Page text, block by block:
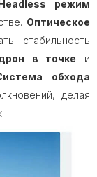
режим
Оптическое
стабильность
в точке и
обхода
делая